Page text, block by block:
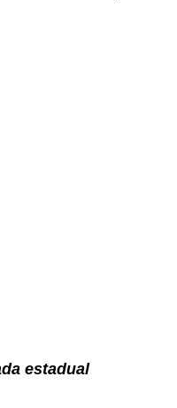
estadual